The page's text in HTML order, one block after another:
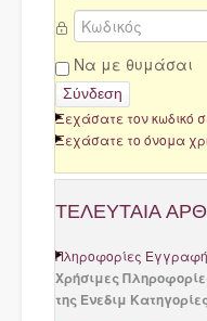
Να με θυμάσαι
Σύνδεση
Ξεχάσατε τον κωδικό
Ξεχάσατε το όνομα
ΤΕΛΕΥΤΑΊΑ
Πληροφορίες
Χρήσιμες
της Ενεδιμ